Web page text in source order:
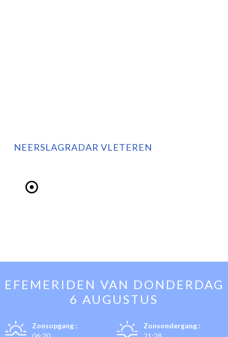
NEERSLAGRADAR VLETEREN
EFEMERIDEN VAN DONDERDAG
6 AUGUSTUS
Zonsopgang :
Zonsondergang :